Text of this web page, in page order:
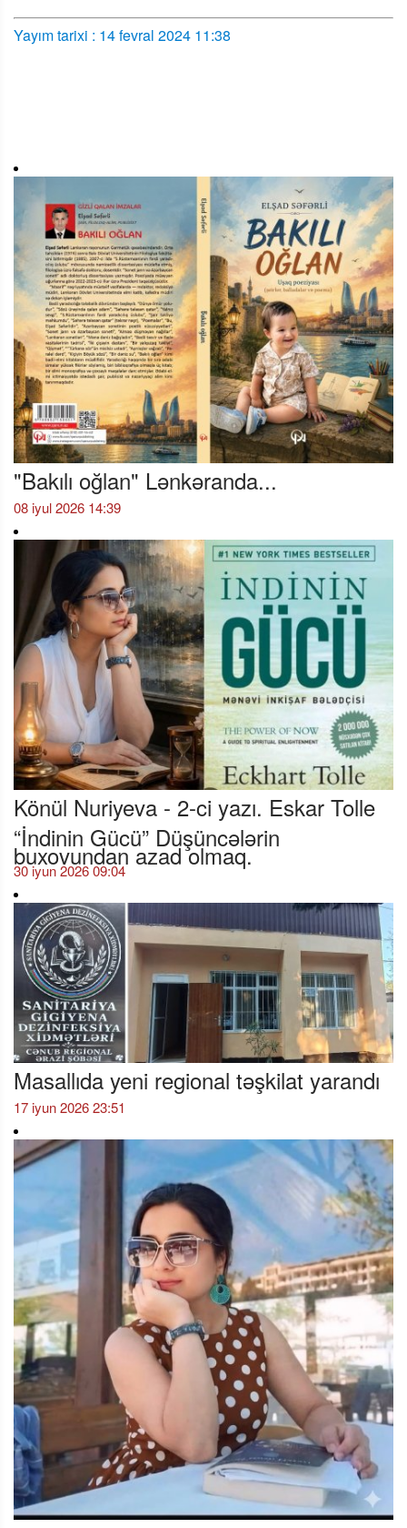
Yayım tarixi : 14 fevral 2024 11:38
"Bakılı oğlan" Lənkəranda...
08 iyul 2026 14:39
Könül Nuriyeva - 2-ci yazı. Eskar Tolle
“İndinin Gücü” Düşüncələrin
buxovundan azad olmaq.
30 iyun 2026 09:04
Masallıda yeni regional təşkilat yarandı
17 iyun 2026 23:51